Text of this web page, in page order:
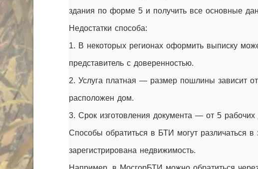
здания по форме 5 и получить все основные
Недостатки способа:
1. В некоторых регионах оформить выписку
представитель с доверенностью.
2. Услуга платная — размер пошлины зависит
расположен дом.
3. Срок изготовления документа — от 5
Способы обратиться в БТИ могут различаться в
зарегистрирована недвижимость.